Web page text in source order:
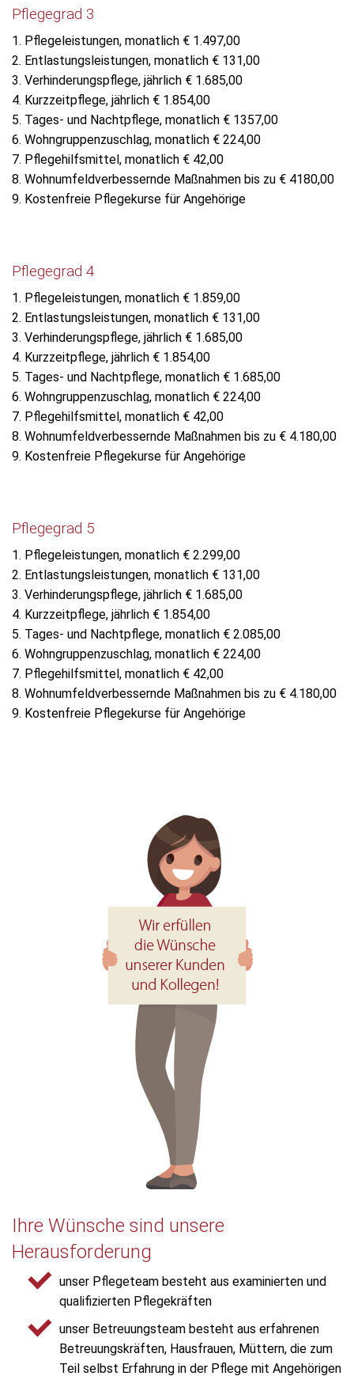
Pflegegrad 3
1. Pflegeleistungen, monatlich € 1.497,00
2. Entlastungsleistungen, monatlich € 131,00
3. Verhinderungspflege, jährlich € 1.685,00
4. Kurzzeitpflege, jährlich € 1.854,00
5. Tages- und Nachtpflege, monatlich € 1357,00
6. Wohngruppenzuschlag, monatlich € 224,00
7. Pflegehilfsmittel, monatlich € 42,00
8. Wohnumfeldverbessernde Maßnahmen bis zu € 4180,00
9. Kostenfreie Pflegekurse für Angehörige
Pflegegrad 4
1. Pflegeleistungen, monatlich € 1.859,00
2. Entlastungsleistungen, monatlich € 131,00
3. Verhinderungspflege, jährlich € 1.685,00
4. Kurzzeitpflege, jährlich € 1.854,00
5. Tages- und Nachtpflege, monatlich € 1.685,00
6. Wohngruppenzuschlag, monatlich € 224,00
7. Pflegehilfsmittel, monatlich € 42,00
8. Wohnumfeldverbessernde Maßnahmen bis zu € 4.180,00
9. Kostenfreie Pflegekurse für Angehörige
Pflegegrad 5
1. Pflegeleistungen, monatlich € 2.299,00
2. Entlastungsleistungen, monatlich € 131,00
3. Verhinderungspflege, jährlich € 1.685,00
4. Kurzzeitpflege, jährlich € 1.854,00
5. Tages- und Nachtpflege, monatlich € 2.085,00
6. Wohngruppenzuschlag, monatlich € 224,00
7. Pflegehilfsmittel, monatlich € 42,00
8. Wohnumfeldverbessernde Maßnahmen bis zu € 4.180,00
9. Kostenfreie Pflegekurse für Angehörige
Ihre Wünsche sind unsere
Herausforderung
unser Pflegeteam besteht aus examinierten und
qualifizierten Pflegekräften
unser Betreuungsteam besteht aus erfahrenen
Betreuungskräften, Hausfrauen, Müttern, die zum
Teil selbst Erfahrung in der Pflege mit Angehörigen